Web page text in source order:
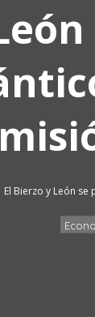
El Bierzo y León